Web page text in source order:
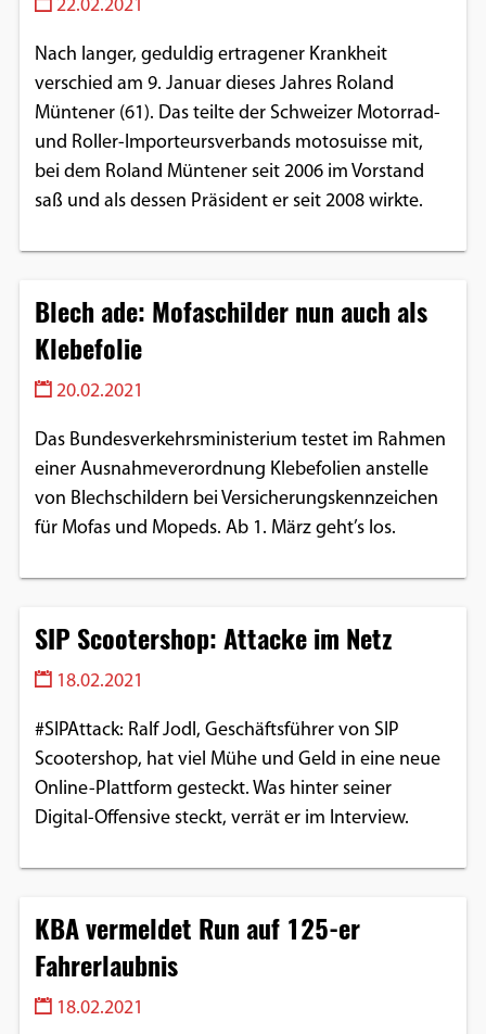
22.02.2021
Nach langer, geduldig ertragener Krankheit
verschied am 9. Januar dieses Jahres Roland
Müntener (61). Das teilte der Schweizer Motorrad-
und Roller-Importeursverbands motosuisse mit,
bei dem Roland Müntener seit 2006 im Vorstand
saß und als dessen Präsident er seit 2008 wirkte.
Blech ade: Mofaschilder nun auch als
Klebefolie
20.02.2021
Das Bundesverkehrsministerium testet im Rahmen
einer Ausnahmeverordnung Klebefolien anstelle
von Blechschildern bei Versicherungskennzeichen
für Mofas und Mopeds. Ab 1. März geht’s los.
SIP Scootershop: Attacke im Netz
18.02.2021
#SIPAttack: Ralf Jodl, Geschäftsführer von SIP
Scootershop, hat viel Mühe und Geld in eine neue
Online-Plattform gesteckt. Was hinter seiner
Digital-Offensive steckt, verrät er im Interview.
KBA vermeldet Run auf 125-er
Fahrerlaubnis
18.02.2021